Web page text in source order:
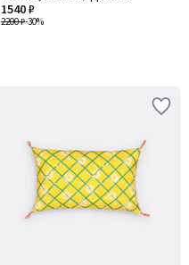
2200 ₽-30%
1540 ₽